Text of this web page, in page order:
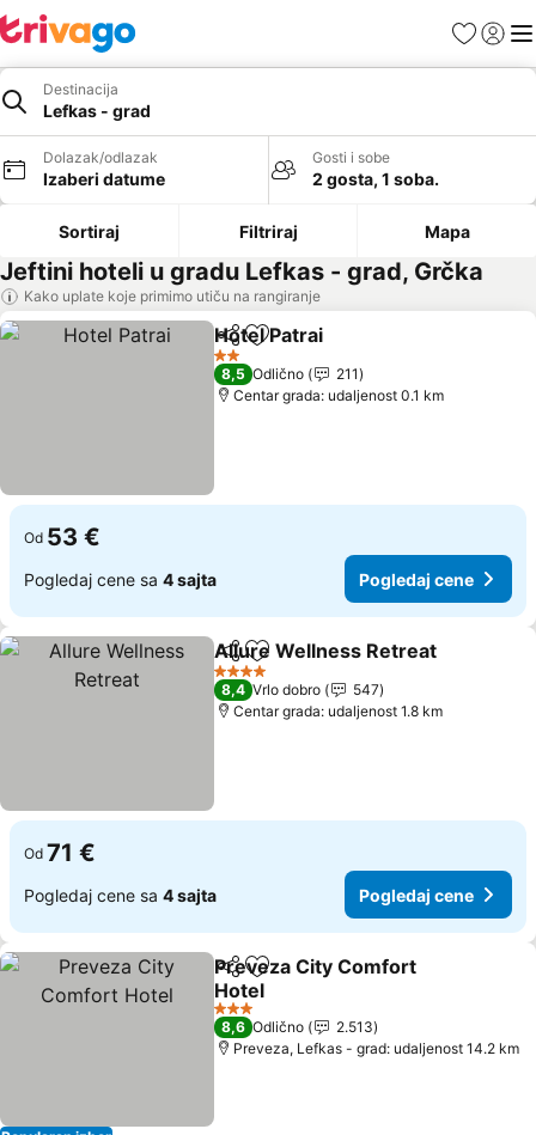
FavoritiPrijavi
Destinacija
Lefkas - grad
Dolazak/odlazak
Izaberi datume
Gosti i sobe
2 gosta, 1 soba.
Sortiraj Filtriraj Mapa
Jeftini hoteli u gradu Lefkas - grad, Grčka
Kako uplate koje primimo utiču na rangiranje
Deli Dodati u favorite
Hotel Patrai
2 Zvezdice
8,5 Odlično
211
Centar grada: udaljenost 0.1 km
Od 53 €
Pogledaj cene sa 4 sajta Pogledaj cene
Deli Dodati u favorite
Allure Wellness Retreat
4 Zvezdice
8,4 Vrlo dobro
547
Centar grada: udaljenost 1.8 km
Od 71 €
Pogledaj cene sa 4 sajta Pogledaj cene
Deli Dodati u favorite
Preveza City Comfort
Hotel
3 Zvezdice
8,6 Odlično
2.513
Preveza, Lefkas - grad: udaljenost 14.2 km